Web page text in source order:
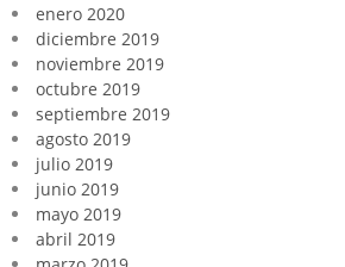
enero 2020
diciembre 2019
noviembre 2019
octubre 2019
septiembre 2019
agosto 2019
julio 2019
junio 2019
mayo 2019
abril 2019